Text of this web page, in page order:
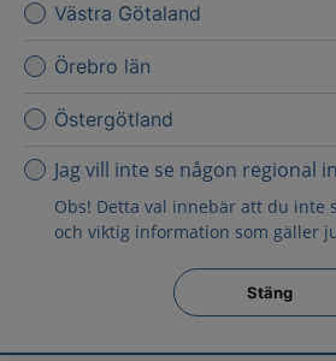
Västra Götaland
Örebro län
Östergötland
Jag vill inte se någon regional
Obs! Detta val innebär att du inte
och viktig information som gäller
Stäng
Stäng